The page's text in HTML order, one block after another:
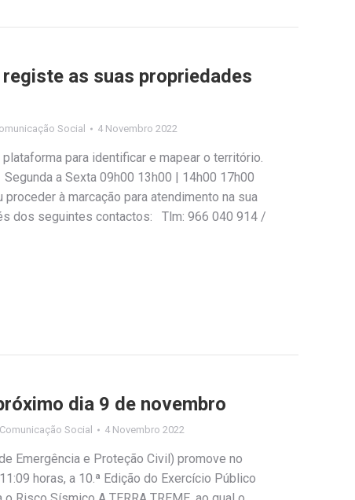
as suas propriedades
Social 4 Novembro 2022
para identificar e mapear o território.
a Sexta 09h00 13h00 | 14h00 17h00
à marcação para atendimento na sua
dos seguintes contactos: Tlm: 966 040 914 /
dia 9 de novembro
Social 4 Novembro 2022
Emergência e Proteção Civil) promove no
horas, a 10.ª Edição do Exercício Público